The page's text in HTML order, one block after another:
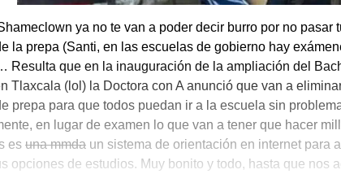
ya no te van a poder decir burro por no pasar
la prepa (Santi, en las escuelas de gobierno hay
Resulta que en la inauguración de la ampliación del
Tlaxcala (lol) la Doctora con A anunció que van a
prepa para que todos puedan ir a la escuela sin
en lugar de examen lo que van a tener que hacer
es una mmda un sistema de orientación en internet para
opciones de estudios. Muy bonito y todo, hasta que nos